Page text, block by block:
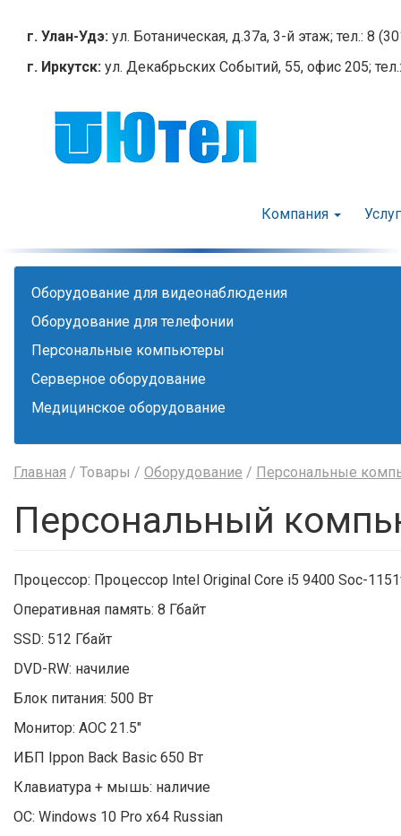
содержанию
г. Улан-Удэ: ул. Ботаническая, д.37а, 3-й этаж; тел.: 8
г. Иркутск: ул. Декабрьских Событий, 55, офис 205;
Компания
Оборудование для видеонаблюдения
Оборудование для телефонии
Персональные компьютеры
Серверное оборудование
Медицинское оборудование
Главная / Товары / Оборудование / Персональные
Персональный
Процессор: Процессор Intel Original Core i5 9400 Soc-
Оперативная память: 8 Гбайт
SSD: 512 Гбайт
DVD-RW: начилие
Блок питания: 500 Вт
Монитор: AOC 21.5"
ИБП Ippon Back Basic 650 Вт
Клавиатура + мышь: наличие
ОС: Windows 10 Pro x64 Russian